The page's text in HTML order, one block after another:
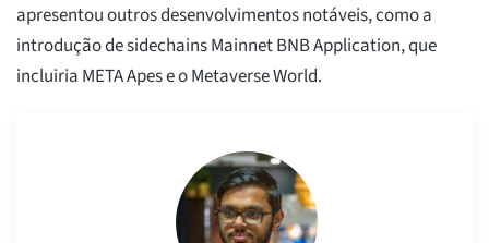
apresentou outros desenvolvimentos notáveis, como a
introdução de sidechains Mainnet BNB Application, que
incluiria META Apes e o Metaverse World.